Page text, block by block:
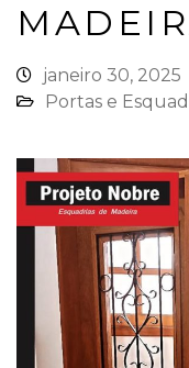
janeiro 30, 2025
Portas e